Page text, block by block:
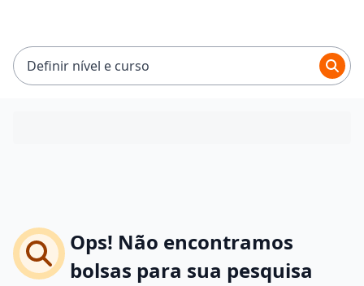
Definir nível e curso
Ops! Não encontramos
bolsas para sua pesquisa